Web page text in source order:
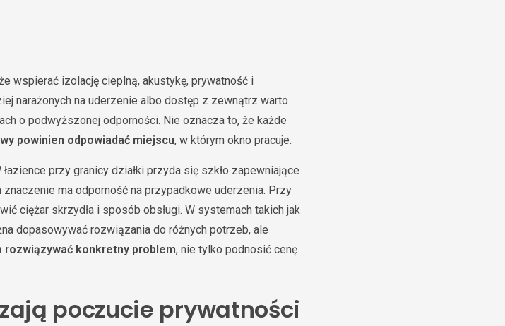
wspierać izolację cieplną, akustykę, prywatność i
narażonych na uderzenie albo dostęp z zewnątrz warto
o podwyższonej odporności. Nie oznacza to, że każde
powinien odpowiadać miejscu, w którym okno pracuje.
przy granicy działki przyda się szkło zapewniające
ma odporność na przypadkowe uderzenia. Przy
ciężar skrzydła i sposób obsługi. W systemach takich jak
dopasowywać rozwiązania do różnych potrzeb, ale
rozwiązywać konkretny problem, nie tylko podnosić cenę
poczucie prywatności